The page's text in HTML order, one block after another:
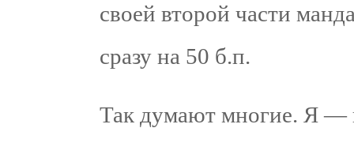
своей второй части
сразу на 50 б.п.
Так думают многие. Я —